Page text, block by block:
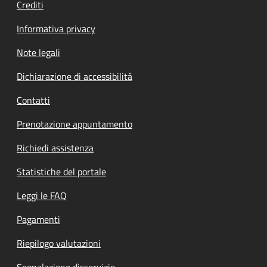
Crediti
Informativa privacy
Note legali
Dichiarazione di accessibilità
Contatti
Prenotazione appuntamento
Richiedi assistenza
Statistiche del portale
Leggi le FAQ
Pagamenti
Riepilogo valutazioni